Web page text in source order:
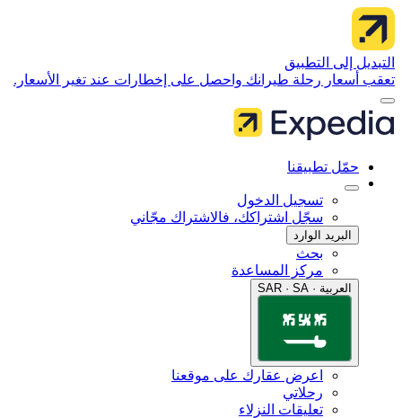
إلى التطبيق
رحلة طيرانك واحصل على إخطارات عند تغير الأسعار.
تطبيقنا
تسجيل الدخول
سجّل اشتراكك، فالاشتراك مجّاني
البريد الوارد
مركز المساعدة
اعرض عقارك على موقعنا
رحلاتي
تعليقات النزلاء